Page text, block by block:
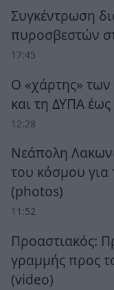
Συγκέντρωση
πυροσβεστών
17:45
Ο «χάρτης»
και τη ΔΥΠΑ
12:28
Νεάπολη
του κόσμου για
(photos)
11:52
Προαστιακός:
γραμμής προς
(video)